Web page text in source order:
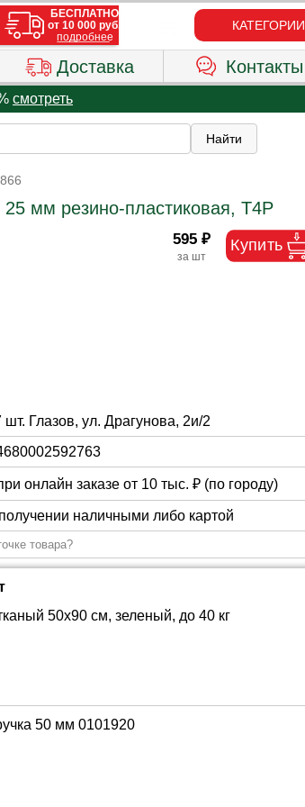
КАТЕГОРИИ
Доставка Контакты
смотреть
мм резино-пластиковая, T4P
595 ₽
шт. Глазов, ул. Драгунова, 2и/2
онлайн заказе от 10 тыс. ₽ (по городу)
наличными либо картой
товара?
50х90 см, зеленый, до 40 кг
50 мм 0101920